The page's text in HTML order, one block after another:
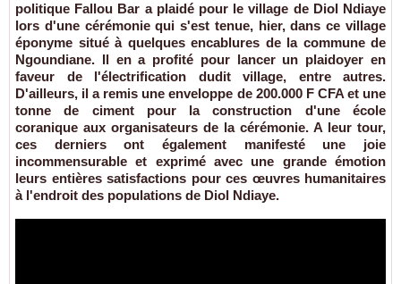
politique Fallou Bar a plaidé pour le village de Diol Ndiaye
lors d'une cérémonie qui s'est tenue, hier, dans ce village
éponyme situé à quelques encablures de la commune de
Ngoundiane. Il en a profité pour lancer un plaidoyer en
faveur de l'électrification dudit village, entre autres.
D'ailleurs, il a remis une enveloppe de 200.000 F CFA et une
tonne de ciment pour la construction d'une école
coranique aux organisateurs de la cérémonie. A leur tour,
ces derniers ont également manifesté une joie
incommensurable et exprimé avec une grande émotion
leurs entières satisfactions pour ces œuvres humanitaires
à l'endroit des populations de Diol Ndiaye.